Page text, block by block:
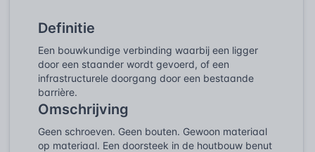
Definitie
Een bouwkundige verbinding waarbij een ligger
door een staander wordt gevoerd, of een
infrastructurele doorgang door een bestaande
barrière.
Omschrijving
Geen schroeven. Geen bouten. Gewoon materiaal
op materiaal. Een doorsteek in de houtbouw benut